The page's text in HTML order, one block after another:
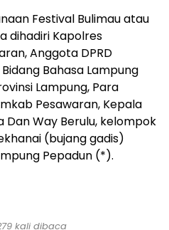
Festival Bulimau atau
dihadiri Kapolres
Anggota DPRD
Bahasa Lampung
Lampung, Para
Pesawaran, Kepala
Dan Way Berulu, kelompok
(bujang gadis)
Pepadun (*).
kali dibaca